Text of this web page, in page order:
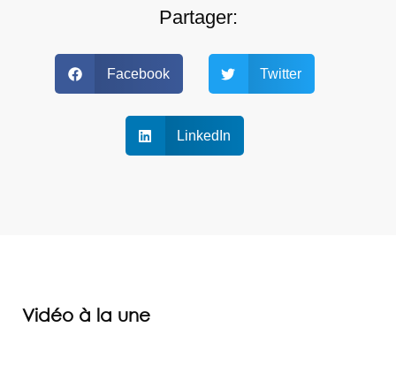
Partager:
Facebook Twitter
LinkedIn
Vidéo à la une